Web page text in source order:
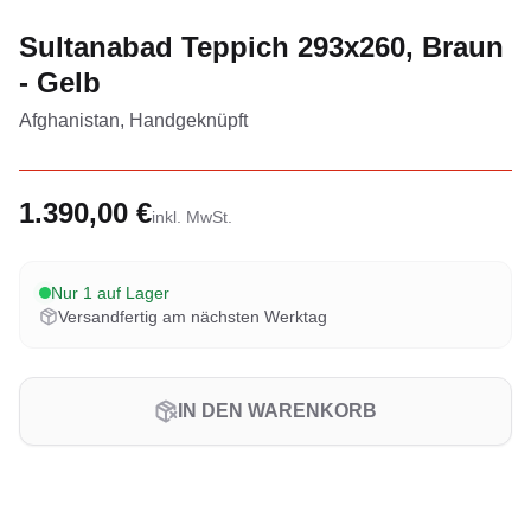
Sultanabad Teppich 293x260, Braun
- Gelb
Afghanistan, Handgeknüpft
1.390,00 €inkl. MwSt.
Nur 1 auf Lager
Versandfertig am nächsten Werktag
IN DEN WARENKORB